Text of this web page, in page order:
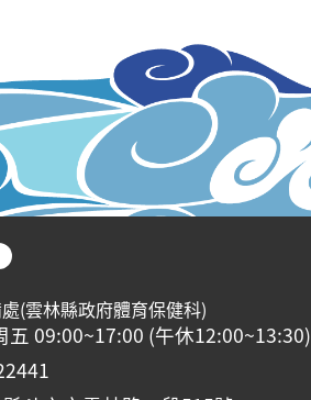
(雲林縣政府體育保健科)
五 09:00~17:00 (午休12:00~13:30)